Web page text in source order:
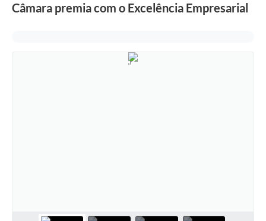
Câmara premia com o Excelência Empresarial